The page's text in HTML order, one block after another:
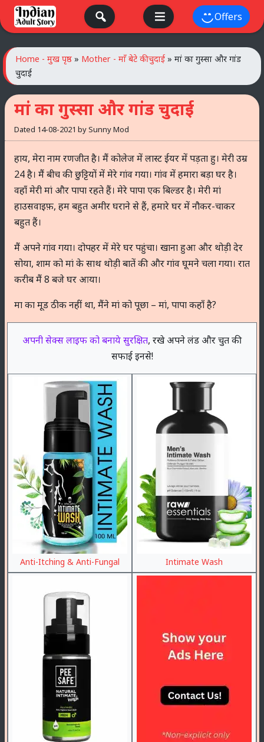
Skip
to
Offers
Home - मुख पृष्ठ » Mother - माँ बेटे की चुदाई » मां का गुस्सा और गांड
चुदाई
मां का गुस्सा और गांड चुदाई
Dated 14-08-2021 bySunny Mod
हाय, मेरा नाम रणजीत है। मैं कोलेज में लास्ट ईयर में पड़ता हु। मेरी उम्र
24 है। मैं बीच की छुट्टियों में मेरे गांव गया। गांव में हमारा बड़ा घर है।
वहाँ मेरी मां और पापा रहते हैं। मेरे पापा एक बिल्डर है। मेरी मां
हाउसवाइफ़, हम बहुत अमीर घराने से हैं, हमारे घर में नौकर-चाकर
बहुत हैं।
मैं अपने गांव गया। दोपहर में मेरे घर पहुंचा। खाना हुआ और थोड़ी देर
सोया, शाम को मां के साथ थोड़ी बातें की और गांव घूमने चला गया। रात
करीब मैं 8 बजे घर आया।
मा का मूड ठीक नहीं था, मैंने मां को पूछा – मां, पापा कहाँ है?
अपनी सेक्स लाइफ को बनाये सुरक्षित, रखे अपने लंड और चुत की
सफाई इनसे!
Anti-Itching & Anti-Fungal Intimate Wash